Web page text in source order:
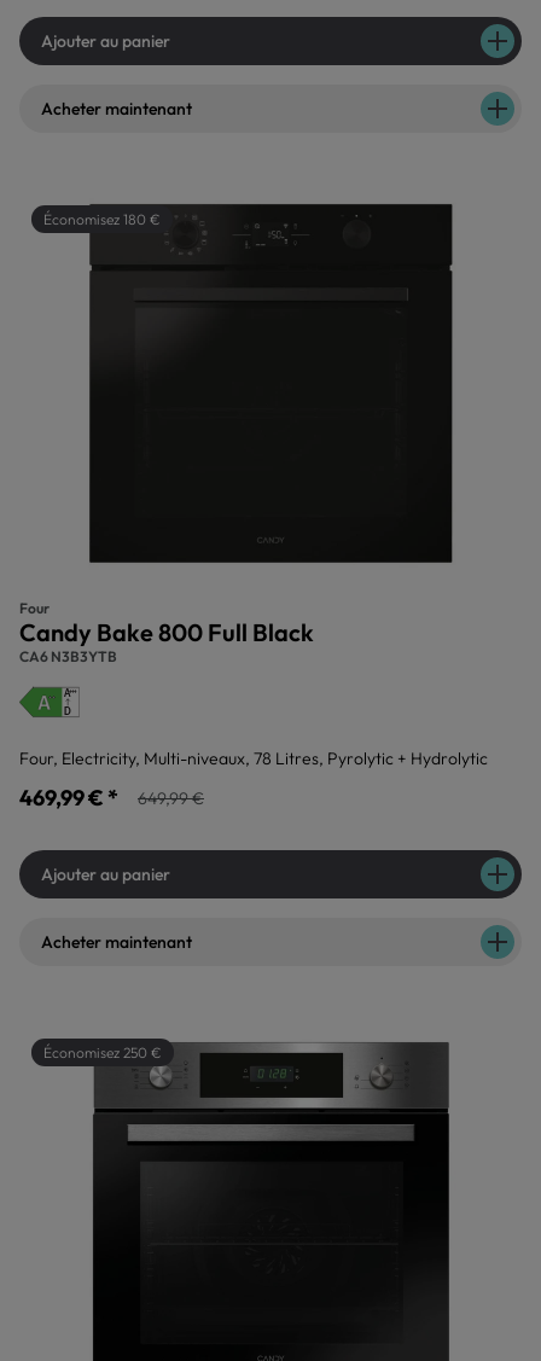
Ajouter au panier
Acheter maintenant
Économisez 180 €
Four
Candy Bake 800 Full Black
CA6 N3B3YTB
Four, Electricity, Multi-niveaux, 78 Litres, Pyrolytic + Hydrolytic
469,99 € * 649,99 €
Ajouter au panier
Acheter maintenant
Économisez 250 €